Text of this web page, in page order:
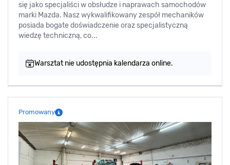
się jako specjaliści w obsłudze i naprawach samochodów
marki Mazda. Nasz wykwalifikowany zespół mechaników
posiada bogate doświadczenie oraz specjalistyczną
wiedzę techniczną, co...
Warsztat nie udostępnia kalendarza online.
Promowany